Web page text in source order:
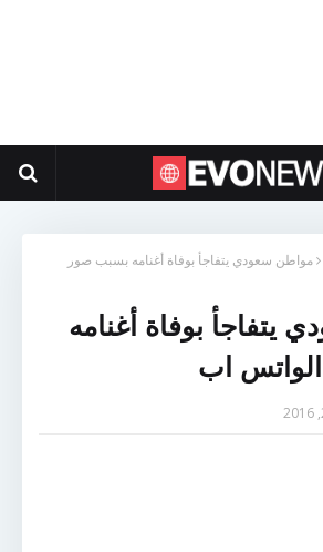
مواطن سعودي يتفاجأ بوفاة أغنامه بسبب صور
يتفاجأ بوفاة أغنامه
اب